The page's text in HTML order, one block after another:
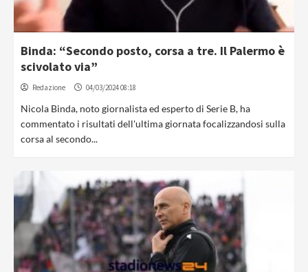
Binda: “Secondo posto, corsa a tre. Il Palermo è
scivolato via”
Redazione 04/03/2024 08:18
Nicola Binda, noto giornalista ed esperto di Serie B, ha
commentato i risultati dell'ultima giornata focalizzandosi sulla
corsa al secondo...